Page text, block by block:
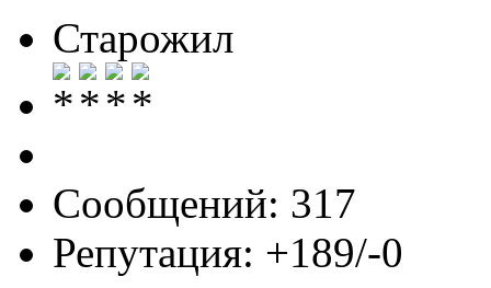
Старожил
Сообщений: 317
Репутация: +189/-0